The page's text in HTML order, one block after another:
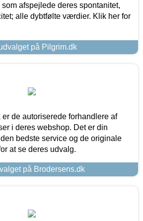
afspejlede deres spontanitet,
alle dybtfølte værdier. Klik her for
på Pilgrim.dk
de autoriserede forhandlere af
i deres webshop. Det er din
bedste service og de originale
at se deres udvalg.
på Brodersens.dk